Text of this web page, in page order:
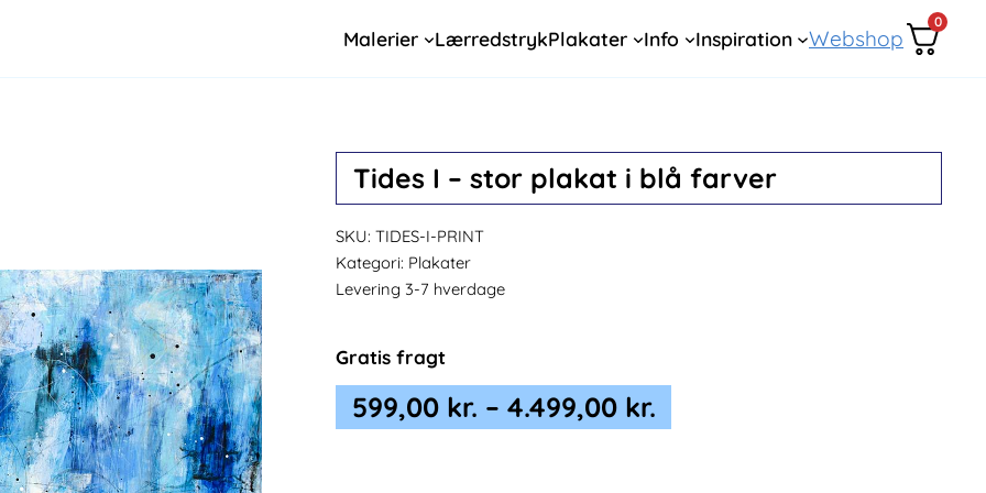
Malerier LærredstrykPlakater Info Inspiration Webshop
0
Tides I – stor plakat i blå farver
SKU: TIDES-I-PRINT
Kategori: Plakater
Levering 3-7 hverdage
Gratis fragt
599,00 kr. – 4.499,00 kr.Prisinterval:
599,00 kr.